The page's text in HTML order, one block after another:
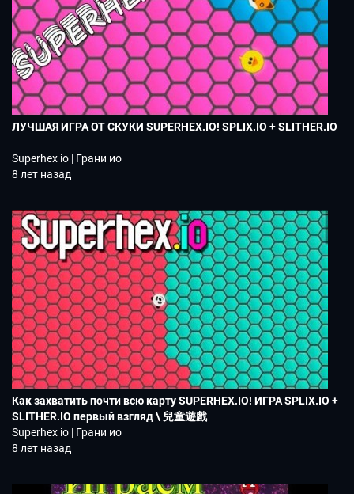
ЛУЧШАЯ ИГРА ОТ СКУКИ SUPERHEX.IO! SPLIX.IO + SLITHER.IO
Superhex io | Грани ио
8 лет назад
Как захватить почти всю карту SUPERHEX.IO! ИГРА SPLIX.IO +
SLITHER.IO первый взгляд \ 兒童遊戲
Superhex io | Грани ио
8 лет назад